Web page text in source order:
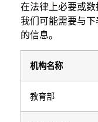
在法律上必要或数
我们可能需要与
的信息。
机构名称
教育部